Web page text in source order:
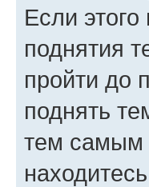
Если этого
поднятия
пройти до
поднять
тем самым